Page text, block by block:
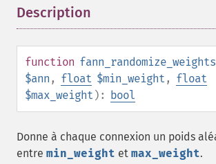
Description
function fann_randomize_weights
$ann , float $min_weight , float
$max_weight ): bool
Donne à chaque connexion un poids
entre min_weight et max_weight.